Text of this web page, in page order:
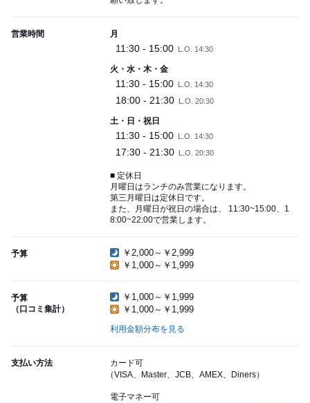
営業時間 月
11:30 - 15:00 L.O. 14:30
火・水・木・金
11:30 - 15:00 L.O. 14:30
18:00 - 21:30 L.O. 20:30
土・日・祝日
11:30 - 15:00 L.O. 14:30
17:30 - 21:30 L.O. 20:30
■ 定休日
月曜日はランチのみ営業になります。
第三月曜日は定休日です。
また、月曜日が祝日の場合は、 11:30~15:00、1
8:00~22:00で営業します。
予算
￥2,000～￥2,999
￥1,000～￥1,999
予算
（口コミ集計）
￥1,000～￥1,999
￥1,000～￥1,999
利用金額分布を見る
支払い方法
カード可
（VISA、Master、JCB、AMEX、Diners）
電子マネー可